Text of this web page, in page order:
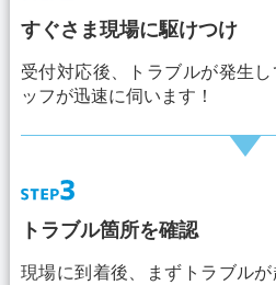
すぐさま現場に駆けつけ
受付対応後、トラブルが発生
ッフが迅速に伺います！
トラブル箇所を確認
現場に到着後、まずトラブル